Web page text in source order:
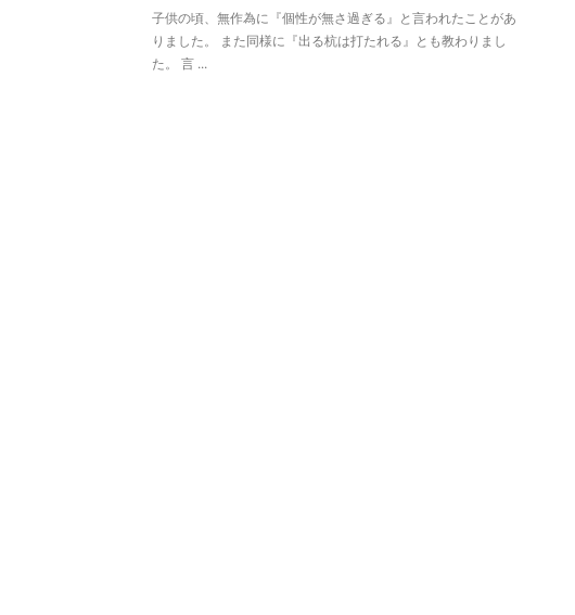
子供の頃、無作為に『個性が無さ過ぎる』と言われたことがあ
りました。 また同様に『出る杭は打たれる』とも教わりまし
た。 言 ...